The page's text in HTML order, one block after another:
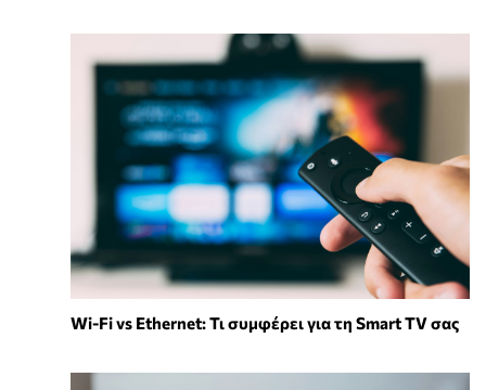
Wi-Fi vs Ethernet: Τι συμφέρει για τη Smart TV σας